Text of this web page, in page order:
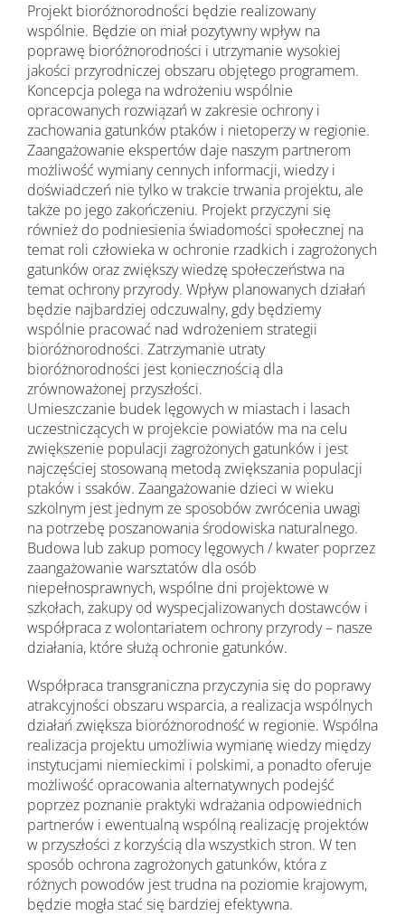
Projekt bioróżnorodności będzie realizowany
wspólnie. Będzie on miał pozytywny wpływ na
poprawę bioróżnorodności i utrzymanie wysokiej
jakości przyrodniczej obszaru objętego programem.
Koncepcja polega na wdrożeniu wspólnie
opracowanych rozwiązań w zakresie ochrony i
zachowania gatunków ptaków i nietoperzy w regionie.
Zaangażowanie ekspertów daje naszym partnerom
możliwość wymiany cennych informacji, wiedzy i
doświadczeń nie tylko w trakcie trwania projektu, ale
także po jego zakończeniu. Projekt przyczyni się
również do podniesienia świadomości społecznej na
temat roli człowieka w ochronie rzadkich i zagrożonych
gatunków oraz zwiększy wiedzę społeczeństwa na
temat ochrony przyrody. Wpływ planowanych działań
będzie najbardziej odczuwalny, gdy będziemy
wspólnie pracować nad wdrożeniem strategii
bioróżnorodności. Zatrzymanie utraty
bioróżnorodności jest koniecznością dla
zrównoważonej przyszłości.
Umieszczanie budek lęgowych w miastach i lasach
uczestniczących w projekcie powiatów ma na celu
zwiększenie populacji zagrożonych gatunków i jest
najczęściej stosowaną metodą zwiększania populacji
ptaków i ssaków. Zaangażowanie dzieci w wieku
szkolnym jest jednym ze sposobów zwrócenia uwagi
na potrzebę poszanowania środowiska naturalnego.
Budowa lub zakup pomocy lęgowych / kwater poprzez
zaangażowanie warsztatów dla osób
niepełnosprawnych, wspólne dni projektowe w
szkołach, zakupy od wyspecjalizowanych dostawców i
współpraca z wolontariatem ochrony przyrody – nasze
działania, które służą ochronie gatunków.
Współpraca transgraniczna przyczynia się do poprawy
atrakcyjności obszaru wsparcia, a realizacja wspólnych
działań zwiększa bioróżnorodność w regionie. Wspólna
realizacja projektu umożliwia wymianę wiedzy między
instytucjami niemieckimi i polskimi, a ponadto oferuje
możliwość opracowania alternatywnych podejść
poprzez poznanie praktyki wdrażania odpowiednich
partnerów i ewentualną wspólną realizację projektów
w przyszłości z korzyścią dla wszystkich stron. W ten
sposób ochrona zagrożonych gatunków, która z
różnych powodów jest trudna na poziomie krajowym,
będzie mogła stać się bardziej efektywna.